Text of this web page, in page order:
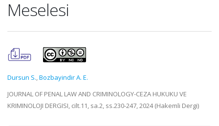
Meselesi
Dursun S.,Bozbayindir A. E.
JOURNAL OF PENAL LAW AND CRIMINOLOGY-CEZA HUKUKU VE
KRIMINOLOJI DERGISI, cilt.11, sa.2, ss.230-247, 2024 (Hakemli Dergi)